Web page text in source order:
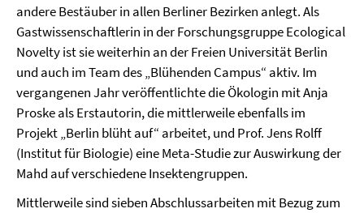
andere Bestäuber in allen Berliner Bezirken anlegt. Als
Gastwissenschaftlerin in der Forschungsgruppe Ecological
Novelty ist sie weiterhin an der Freien Universität Berlin
und auch im Team des „Blühenden Campus“ aktiv. Im
vergangenen Jahr veröffentlichte die Ökologin mit Anja
Proske als Erstautorin, die mittlerweile ebenfalls im
Projekt „Berlin blüht auf“ arbeitet, und Prof. Jens Rolff
(Institut für Biologie) eine Meta-Studie zur Auswirkung der
Mahd auf verschiedene Insektengruppen.
Mittlerweile sind sieben Abschlussarbeiten mit Bezug zum